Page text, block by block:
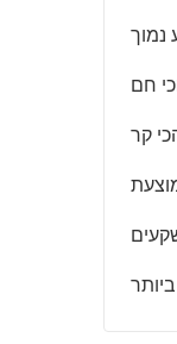
נמוך
חם
קר